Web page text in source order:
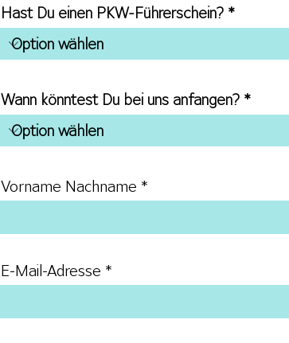
Hast Du einen PKW-Führerschein?
Wann könntest Du bei uns anfangen?
Vorname Nachname
E-Mail-Adresse